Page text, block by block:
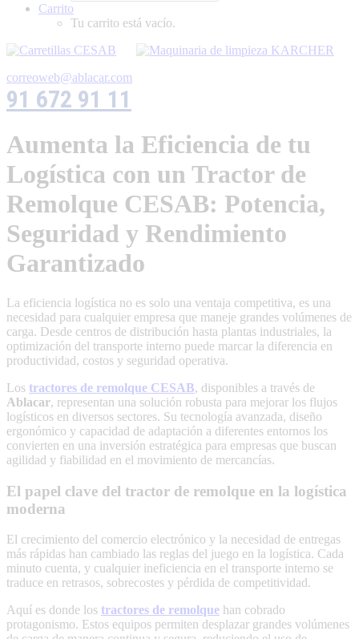
Carrito
Tu carrito está vacío.
correoweb@ablacar.com
91 672 91 11
Aumenta la Eficiencia de tu
Logística con un Tractor de
Remolque CESAB: Potencia,
Seguridad y Rendimiento
Garantizado
La eficiencia logística no es solo una ventaja competitiva, es una
necesidad para cualquier empresa que maneje grandes volúmenes de
carga. Desde centros de distribución hasta plantas industriales, la
optimización del transporte interno puede marcar la diferencia en
productividad, costos y seguridad operativa.
Los tractores de remolque CESAB, disponibles a través de
Ablacar, representan una solución robusta para mejorar los flujos
logísticos en diversos sectores. Su tecnología avanzada, diseño
ergonómico y capacidad de adaptación a diferentes entornos los
convierten en una inversión estratégica para empresas que buscan
agilidad y fiabilidad en el movimiento de mercancías.
El papel clave del tractor de remolque en la logística
moderna
El crecimiento del comercio electrónico y la necesidad de entregas
más rápidas han cambiado las reglas del juego en la logística. Cada
minuto cuenta, y cualquier ineficiencia en el transporte interno se
traduce en retrasos, sobrecostes y pérdida de competitividad.
Aquí es donde los tractores de remolque han cobrado
protagonismo. Estos equipos permiten desplazar grandes volúmenes